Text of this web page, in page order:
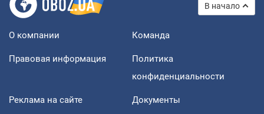
В начало
О компании Команда
Правовая информация
Политика
конфиденциальности
Реклама на сайте Документы